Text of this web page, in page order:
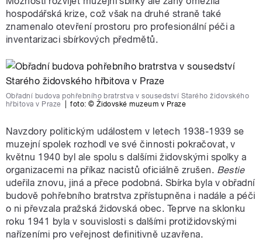
hospodářská krize, což však na druhé straně také
znamenalo otevření prostoru pro profesionální péči a
inventarizaci sbírkových předmětů.
Obřadní budova pohřebního bratrstva v sousedství Starého židovského
hřbitova v Praze
foto:© Židovské muzeum v Praze
Navzdory politickým událostem v letech 1938-1939 se
muzejní spolek rozhodl ve své činnosti pokračovat, v
květnu 1940 byl ale spolu s dalšími židovskými spolky a
organizacemi na příkaz nacistů oficiálně zrušen. Bestie
udeřila znovu, jiná a přece podobná. Sbírka byla v obřadní
budově pohřebního bratrstva zpřístupněna i nadále a péči
o ni převzala pražská židovská obec. Teprve na sklonku
roku 1941 byla v souvislosti s dalšími protižidovskými
nařízeními pro veřejnost definitivně uzavřena.